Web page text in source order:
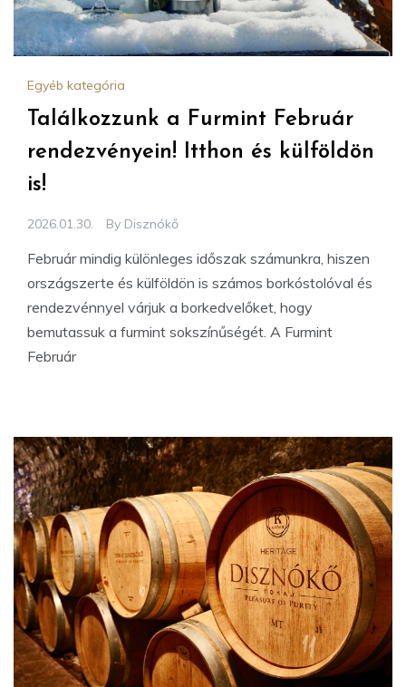
Egyéb kategória
Találkozzunk a Furmint Február
rendezvényein! Itthon és külföldön
is!
2026.01.30. By Disznókő
Február mindig különleges időszak számunkra, hiszen
országszerte és külföldön is számos borkóstolóval és
rendezvénnyel várjuk a borkedvelőket, hogy
bemutassuk a furmint sokszínűségét. A Furmint
Február